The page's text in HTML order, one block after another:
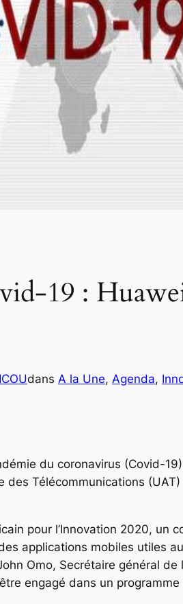
19 :
dans A la Une, Agenda,
du coronavirus (Covid-
des Télécommunications
pour l’Innovation 2020,
applications mobiles utiles
Omo, Secrétaire général
engagé dans un